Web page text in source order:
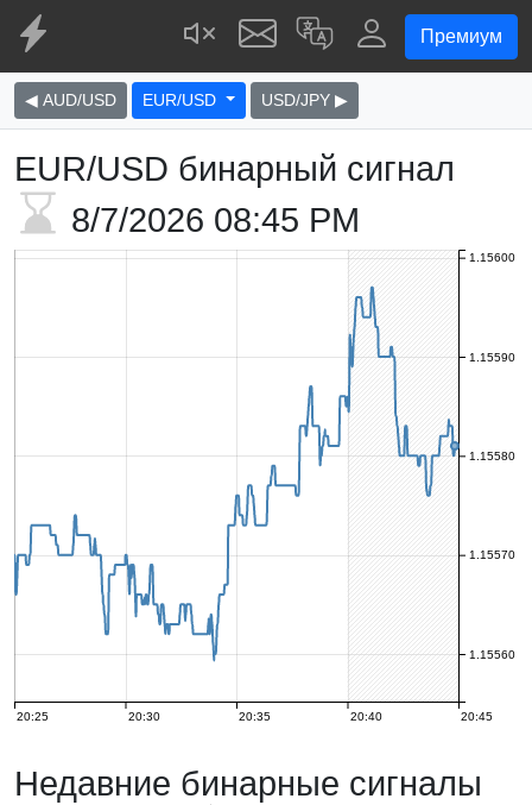
Премиум
◀ AUD/USD EUR/USD USD/JPY ▶
EUR/USD бинарный сигнал
8/7/2026 08:45 PM
20:25 20:30 20:35 20:40 20:45
1.15560
1.15570
1.15580
1.15590
1.15600
Недавние бинарные сигналы